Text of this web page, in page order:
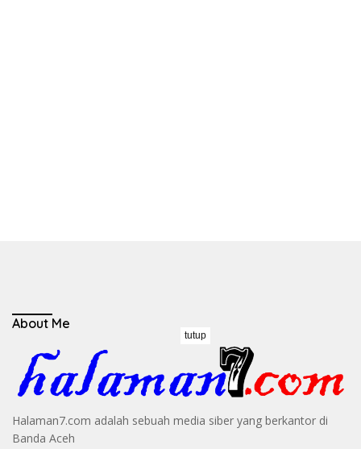
About Me
Halaman7.com adalah sebuah media siber yang berkantor di
Banda Aceh
tutup